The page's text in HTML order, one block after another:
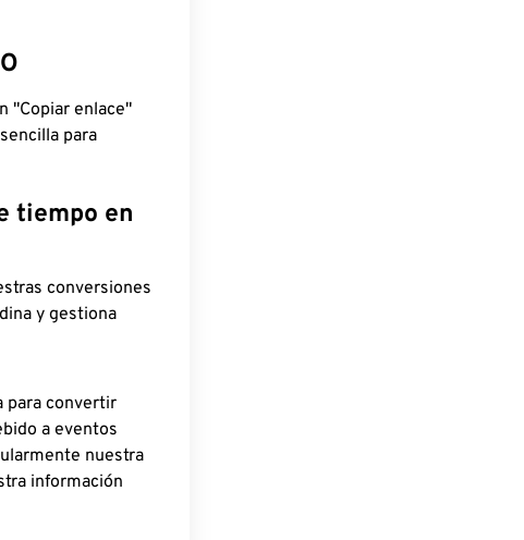
"Copiar enlace"
para
tiempo en
conversiones
y gestiona
para convertir
a eventos
nuestra
información